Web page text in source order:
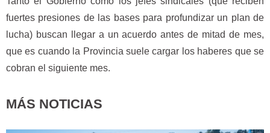
fuertes presiones de las bases para profundizar un plan de
lucha) buscan llegar a un acuerdo antes de mitad de mes,
que es cuando la Provincia suele cargar los haberes que se
cobran el siguiente mes.
MÁS NOTICIAS